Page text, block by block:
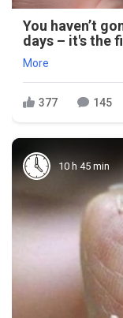
You haven’t
days – it's the
More
377 145
10 h 45 min